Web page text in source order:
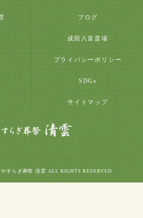
ブログ
成田八富斎場
プライバシーポリシー
SDGs
サイトマップ
すらぎ葬祭 清雲 ALL RIGHTS RESERVED.